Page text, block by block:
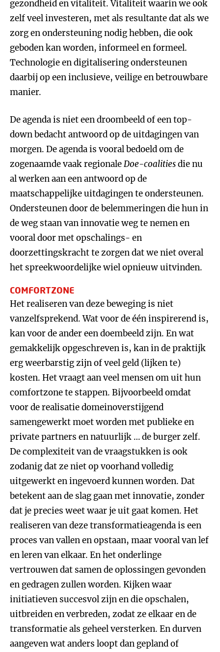
gezondheid en vitaliteit. Vitaliteit waarin we ook
zelf veel investeren, met als resultante dat als we
zorg en ondersteuning nodig hebben, die ook
geboden kan worden, informeel en formeel.
Technologie en digitalisering ondersteunen
daarbij op een inclusieve, veilige en betrouwbare
manier.
De agenda is niet een droombeeld of een top-
down bedacht antwoord op de uitdagingen van
morgen. De agenda is vooral bedoeld om de
zogenaamde vaak regionaleDoe-coalitiesdie nu
al werken aan een antwoord op de
maatschappelijke uitdagingen te ondersteunen.
Ondersteunen door de belemmeringen die hun in
de weg staan van innovatie weg te nemen en
vooral door met opschalings- en
doorzettingskracht te zorgen dat we niet overal
het spreekwoordelijke wiel opnieuw uitvinden.
COMFORTZONE
Het realiseren van deze beweging is niet
vanzelfsprekend. Wat voor de één inspirerend is,
kan voor de ander een doembeeld zijn. En wat
gemakkelijk opgeschreven is, kan in de praktijk
erg weerbarstig zijn of veel geld (lijken te)
kosten. Het vraagt aan veel mensen om uit hun
comfortzone te stappen. Bijvoorbeeld omdat
voor de realisatie domeinoverstijgend
samengewerkt moet worden met publieke en
private partners en natuurlijk … de burger zelf.
De complexiteit van de vraagstukken is ook
zodanig dat ze niet op voorhand volledig
uitgewerkt en ingevoerd kunnen worden. Dat
betekent aan de slag gaan met innovatie, zonder
dat je precies weet waar je uit gaat komen. Het
realiseren van deze transformatieagenda is een
proces van vallen en opstaan, maar vooral van lef
en leren van elkaar. En het onderlinge
vertrouwen dat samen de oplossingen gevonden
en gedragen zullen worden. Kijken waar
initiatieven succesvol zijn en die opschalen,
uitbreiden en verbreden, zodat ze elkaar en de
transformatie als geheel versterken. En durven
aangeven wat anders loopt dan gepland of